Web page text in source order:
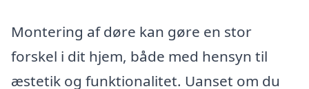
Montering af døre kan gøre en stor
forskel i dit hjem, både med hensyn til
æstetik og funktionalitet. Uanset om du